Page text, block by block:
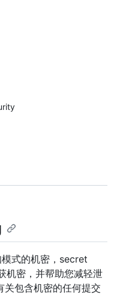
式的机密，secret
机密，并帮助您减轻泄
关包含机密的任何提交